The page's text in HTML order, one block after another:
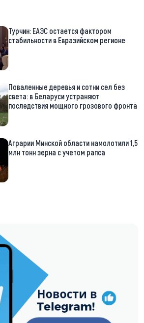
Турчин: ЕАЭС остается фактором
стабильности в Евразийском регионе
Поваленные деревья и сотни сел без
света: в Беларуси устраняют
последствия мощного грозового фронта
Аграрии Минской области намолотили 1,5
млн тонн зерна с учетом рапса